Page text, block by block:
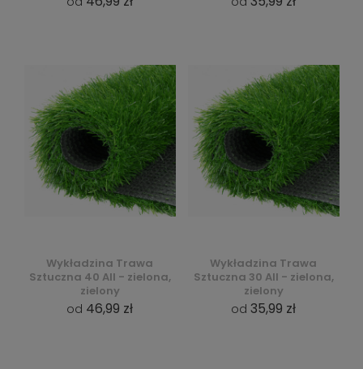
Wykładzina Trawa
Sztuczna 40 All - zielona,
zielony
od 46,99 zł
Wykładzina Trawa
Sztuczna 30 All - zielona,
zielony
od 35,99 zł